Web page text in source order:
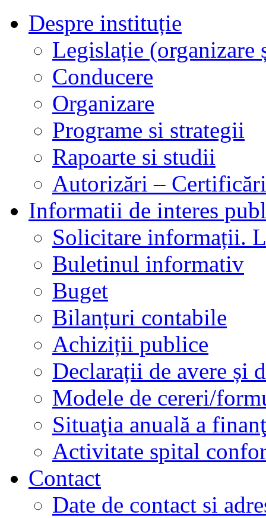
Despre instituție
Legislație
Conducere
Organizare
Programe si strategii
Rapoarte si studii
Autorizări –
Informatii de interes
Solicitare informații.
Buletinul informativ
Buget
Bilanțuri contabile
Achiziții publice
Declarații de avere și
Modele de cereri/
Situaţia anuală a
Activitate spital
Contact
Date de contact si